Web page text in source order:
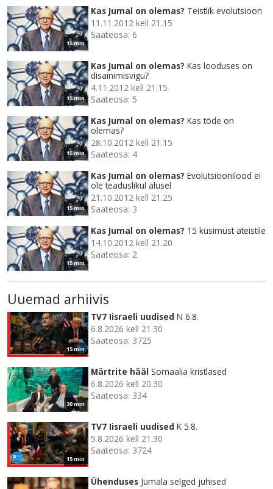
15 min
Kas Jumal on olemas? Teistlik evolutsioon
11.11.2012 kell 21.15
Saateosa: 6
15 min
Kas Jumal on olemas? Kas looduses on
disainimisvigu?
4.11.2012 kell 21.15
Saateosa: 5
15 min
Kas Jumal on olemas? Kas tõde on
olemas?
28.10.2012 kell 21.15
Saateosa: 4
15 min
Kas Jumal on olemas? Evolutsioonilood ei
ole teaduslikul alusel
21.10.2012 kell 21.25
Saateosa: 3
15 min
Kas Jumal on olemas? 15 küsimust ateistile
14.10.2012 kell 21.20
Saateosa: 2
Uuemad arhiivis
15 min
TV7 Iisraeli uudised N 6.8.
6.8.2026 kell 21.30
Saateosa: 3725
30 min
Märtrite hääl Somaalia kristlased
6.8.2026 kell 20.30
Saateosa: 334
15 min
TV7 Iisraeli uudised K 5.8.
5.8.2026 kell 21.30
Saateosa: 3724
Ühenduses Jumala selged juhised